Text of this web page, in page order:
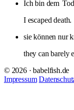
Ich bin dem Tod
I escaped death.
sie können nur
they can barely
© 2026 · babelfish.de
Impressum